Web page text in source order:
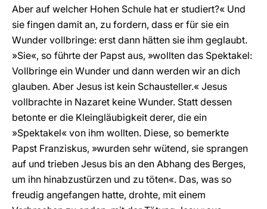
Aber auf welcher Hohen Schule hat er studiert?« Und
sie fingen damit an, zu fordern, dass er für sie ein
Wunder vollbringe: erst dann hätten sie ihm geglaubt.
»Sie«, so führte der Papst aus, »wollten das Spektakel:
Vollbringe ein Wunder und dann werden wir an dich
glauben. Aber Jesus ist kein Schausteller.« Jesus
vollbrachte in Nazaret keine Wunder. Statt dessen
betonte er die Kleingläubigkeit derer, die ein
»Spektakel« von ihm wollten. Diese, so bemerkte
Papst Franziskus, »wurden sehr wütend, sie sprangen
auf und trieben Jesus bis an den Abhang des Berges,
um ihn hinabzustürzen und zu töten«. Das, was so
freudig angefangen hatte, drohte, mit einem